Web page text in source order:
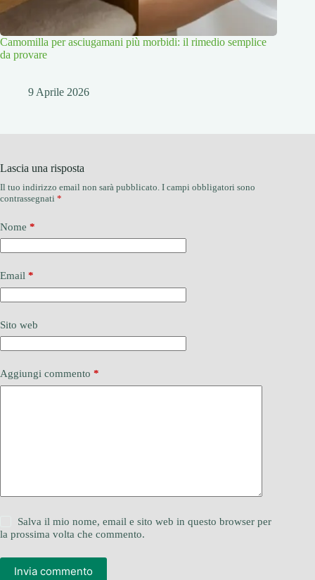
Camomilla per asciugamani più morbidi: il rimedio semplice
da provare
9 Aprile 2026
Lascia una risposta
Il tuo indirizzo email non sarà pubblicato. I campi obbligatori sono
contrassegnati *
Nome *
Email *
Sito web
Aggiungi commento *
Salva il mio nome, email e sito web in questo browser per
la prossima volta che commento.
Invia commento